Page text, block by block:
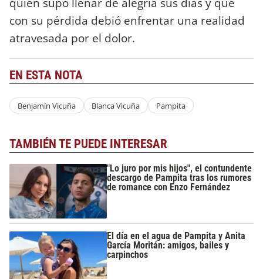
con su pérdida debió enfrentar una realidad
atravesada por el dolor.
EN ESTA NOTA
Benjamín Vicuña Blanca Vicuña Pampita
TAMBIÉN TE PUEDE INTERESAR
"Lo juro por mis hijos", el contundente
descargo de Pampita tras los rumores
de romance con Enzo Fernández
El día en el agua de Pampita y Anita
García Moritán: amigos, bailes y
carpinchos